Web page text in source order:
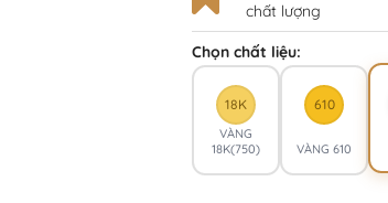
chất lượng
Chọn chất liệu:
18K
VÀNG
18K(750)
610
VÀNG 610